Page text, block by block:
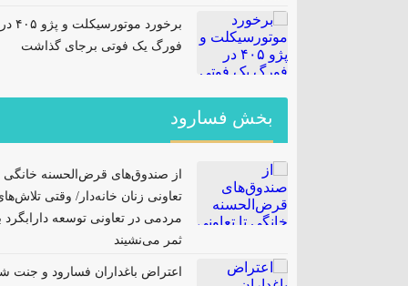
برخورد موتورسیکلت و پژو ۴۰۵ در
فورگ یک فوتی برجای گذاشت
بخش فسارود
از صندوق‌های قرض‌الحسنه خانگی
تعاونی زنان خانه‌دار/ وقتی
مردمی در تعاونی توسعه دارابگرد
ثمر می‌نشیند
اعتراض باغداران فسارود و جنت